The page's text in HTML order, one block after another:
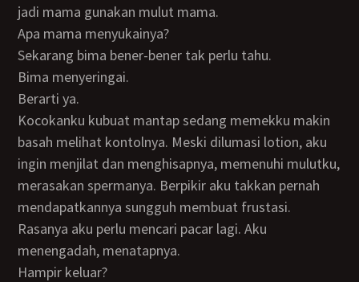
jadi mama gunakan mulut mama.
Apa mama menyukainya?
Sekarang bima bener-bener tak perlu tahu.
Bima menyeringai.
Berarti ya.
Kocokanku kubuat mantap sedang memekku makin
basah melihat kontolnya. Meski dilumasi lotion, aku
ingin menjilat dan menghisapnya, memenuhi mulutku,
merasakan spermanya. Berpikir aku takkan pernah
mendapatkannya sungguh membuat frustasi.
Rasanya aku perlu mencari pacar lagi. Aku
menengadah, menatapnya.
Hampir keluar?